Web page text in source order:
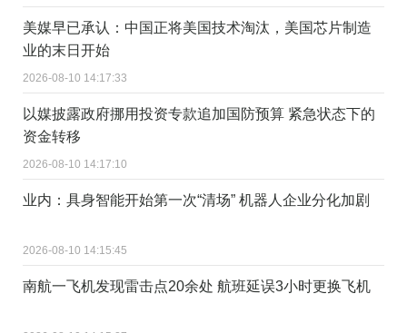
美媒早已承认：中国正将美国技术淘汰，美国芯片制造
业的末日开始
2026-08-10 14:17:33
以媒披露政府挪用投资专款追加国防预算 紧急状态下的
资金转移
2026-08-10 14:17:10
业内：具身智能开始第一次“清场” 机器人企业分化加剧
2026-08-10 14:15:45
南航一飞机发现雷击点20余处 航班延误3小时更换飞机